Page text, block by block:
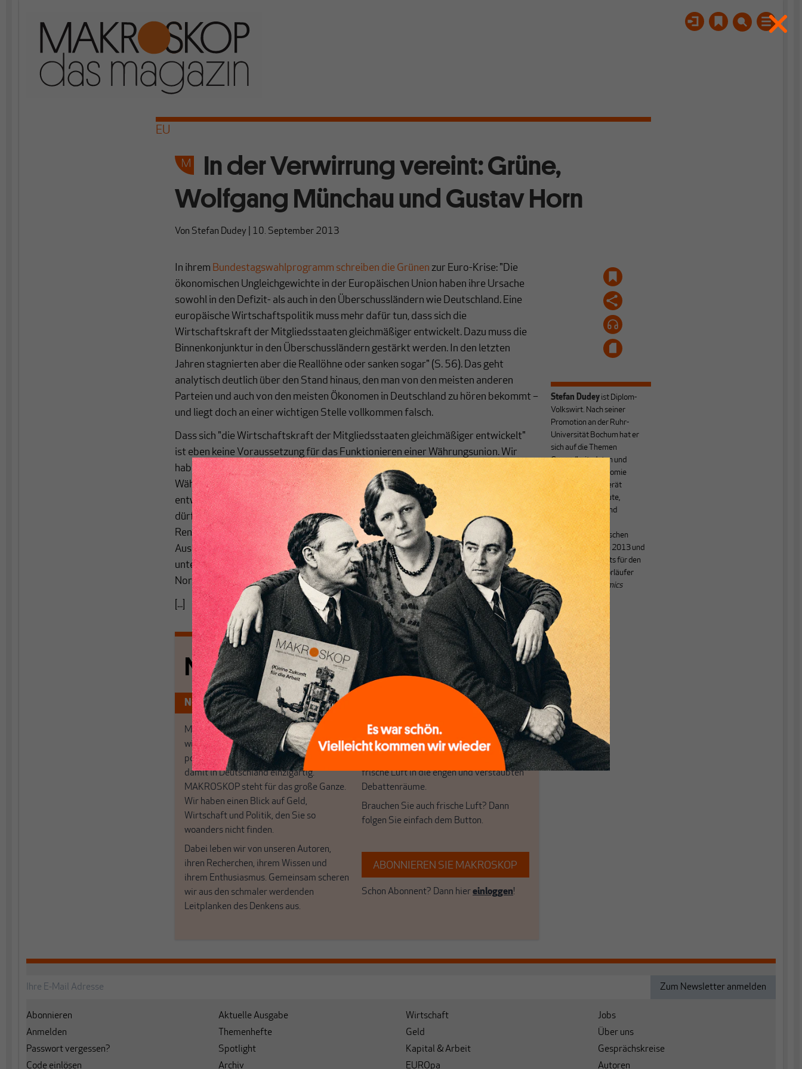
EU
In der Verwirrung vereint: Grüne,
Wolfgang Münchau und Gustav Horn
Von Stefan Dudey 10. September 2013
In ihrem Bundestagswahlprogramm schreiben die Grünen zur Euro-Krise: "Die
ökonomischen Ungleichgewichte in der Europäischen Union haben ihre Ursache
sowohl in den Defizit- als auch in den Überschussländern wie Deutschland. Eine
europäische Wirtschaftspolitik muss mehr dafür tun, dass sich die
Wirtschaftskraft der Mitgliedsstaaten gleichmäßiger entwickelt. Dazu muss die
Binnenkonjunktur in den Überschussländern gestärkt werden. In den letzten
Jahren stagnierten aber die Reallöhne oder sanken sogar" (S. 56). Das geht
analytisch deutlich über den Stand hinaus, den man von den meisten anderen
Parteien und auch von den meisten Ökonomen in Deutschland zu hören bekommt –
und liegt doch an einer wichtigen Stelle vollkommen falsch.
Dass sich "die Wirtschaftskraft der Mitgliedsstaaten gleichmäßiger entwickelt"
ist eben keine Voraussetzung für das Funktionieren einer Währungsunion. Wir
haben es schon oft gesagt, aber man kann es nicht oft genug betonen: Eine
Währungsunion setzt nicht voraus, dass sich die Wirtschaftskraft gleichmäßig
entwickelt oder gar etwa gleich groß ist. Die Menschen in den einen Ländern
dürfen mehr arbeiten als in den anderen, der Grad an Korruption wie das
Renteneintrittsalter und die Höhe der Sozialhilfe können sich unterscheiden, das
Ausbildungssystem, das Wirtschaftswachstum, die Produktivität dürfen sich
unterschiedlich entwickeln und die Sonne darf im Süden viel scheinen und im
Norden wenig. Das alles bringt den Euro nicht zum Kippen.
[...]
Nichts schreibt sich von allein!
Nur für Abonnenten
MAKROSKOP analysiert
wirtschaftspolitische Themen aus einer
postkeynesianischen Perspektive und ist
damit in Deutschland einzigartig.
MAKROSKOP steht für das große Ganze.
Wir haben einen Blick auf Geld,
Wirtschaft und Politik, den Sie so
woanders nicht finden.
Dabei leben wir von unseren Autoren,
ihren Recherchen, ihrem Wissen und
ihrem Enthusiasmus. Gemeinsam scheren
wir aus den schmaler werdenden
Leitplanken des Denkens aus.
Wir verlassen die journalistische
Filterblase, in der sich viele eingerichtet
haben. Wir öffnen Fenster und bringen
frische Luft in die engen und verstaubten
Debattenräume.
Brauchen Sie auch frische Luft? Dann
folgen Sie einfach dem Button.
ABONNIEREN SIE MAKROSKOP
Schon Abonnent? Dann hiereinloggen!
Stefan Dudeyist Diplom-
Volkswirt. Nach seiner
Promotion an der Ruhr-
Universität Bochum hat er
sich auf die Themen
Gesundheitsdaten und
Gesundheitsökonomie
spezialisiert. Er berät
Forschungsinstitute,
Krankenkassen und
Regierungen zu
gesundheitspolitischen
Fragen. Zwischen 2013 und
2015 hat er bereits für den
MAKROSKOP-Vorläufer
Flassbeck Economics
geschrieben.
Abonnieren
Anmelden
Passwort vergessen?
Code einlösen
Aktuelle Ausgabe
Themenhefte
Spotlight
Archiv
Wirtschaft
Geld
Kapital & Arbeit
EUROpa
Jobs
Über uns
Gesprächskreise
Autoren